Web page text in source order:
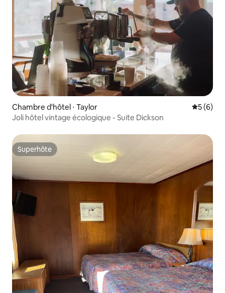
Chambre d'hôtel ⋅ Taylor
5 (6)
Joli hôtel vintage écologique - Suite Dickson
Superhôte
Superhôte